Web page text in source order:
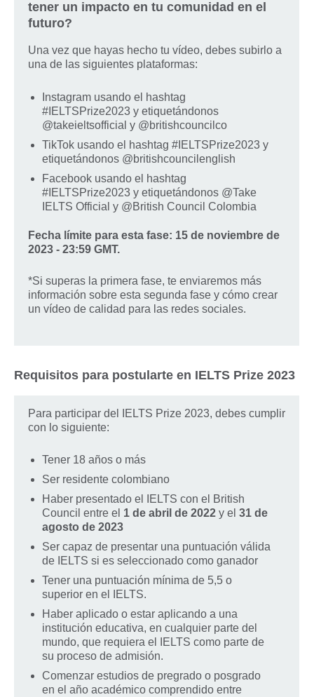
tener un impacto en tu comunidad en el
futuro?
Una vez que hayas hecho tu vídeo, debes subirlo a
una de las siguientes plataformas:
Instagram usando el hashtag
#IELTSPrize2023 y etiquetándonos
@takeieltsofficial y @britishcouncilco
TikTok usando el hashtag #IELTSPrize2023 y
etiquetándonos @britishcouncilenglish
Facebook usando el hashtag
#IELTSPrize2023 y etiquetándonos @Take
IELTS Official y @British Council Colombia
Fecha límite para esta fase: 15 de noviembre de
2023 - 23:59 GMT.
*Si superas la primera fase, te enviaremos más
información sobre esta segunda fase y cómo crear
un vídeo de calidad para las redes sociales.
Requisitos para postularte en IELTS Prize 2023
Para participar del IELTS Prize 2023, debes cumplir
con lo siguiente:
Tener 18 años o más
Ser residente colombiano
Haber presentado el IELTS con el British
Council entre el 1 de abril de 2022 y el 31 de
agosto de 2023
Ser capaz de presentar una puntuación válida
de IELTS si es seleccionado como ganador
Tener una puntuación mínima de 5,5 o
superior en el IELTS.
Haber aplicado o estar aplicando a una
institución educativa, en cualquier parte del
mundo, que requiera el IELTS como parte de
su proceso de admisión.
Comenzar estudios de pregrado o posgrado
en el año académico comprendido entre